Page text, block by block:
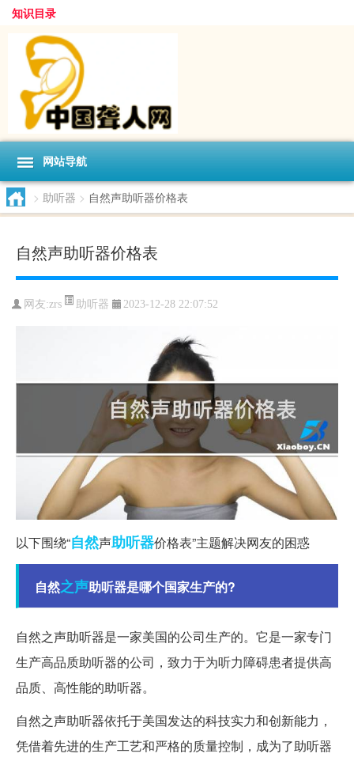
知识目录
网站导航
> 助听器 > 自然声助听器价格表
自然声助听器价格表
网友:zrs 助听器 2023-12-28 22:07:52
以下围绕“自然声助听器价格表”主题解决网友的困惑
自然之声助听器是哪个国家生产的?
自然之声助听器是一家美国的公司生产的。它是一家专门
生产高品质助听器的公司，致力于为听力障碍患者提供高
品质、高性能的助听器。
自然之声助听器依托于美国发达的科技实力和创新能力，
凭借着先进的生产工艺和严格的质量控制，成为了助听器